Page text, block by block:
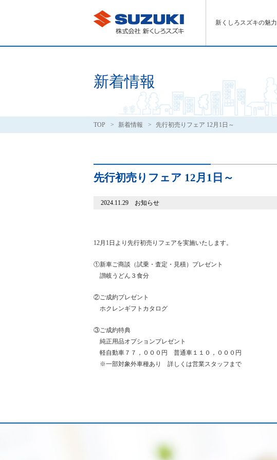
新くしろスズキの魅力
新着情報
TOP 新着情報 先行初売りフェア 12月1日～
先行初売りフェア 12月1日～
2024.11.29 お知らせ
12月1日より先行初売りフェアを実施いたします。
①新車ご商談（試乗・査定・見積）プレゼント
讃岐うどん３食分
②ご成約プレゼント
ホクレンギフトカタログ
③ご成約特典
純正用品オプションプレゼント
軽自動車７７，０００円 普通車１１０，０００円
※一部対象外車種あり 詳しくは営業スタッフまで